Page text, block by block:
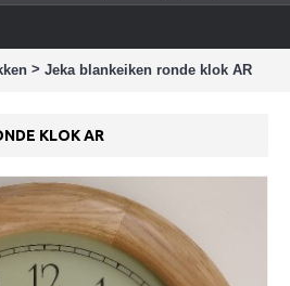
> Jeka blankeiken ronde klok AR
KLOK AR